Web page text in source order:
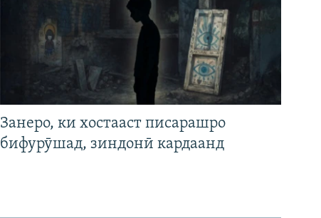
Занеро, ки хостааст писарашро
бифурӯшад, зиндонӣ кардаанд